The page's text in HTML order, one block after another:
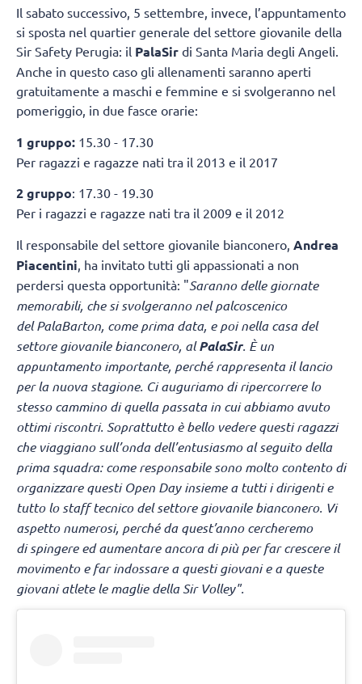
Il sabato successivo, 5 settembre, invece, l’appuntamento
si sposta nel quartier generale del settore giovanile della
Sir Safety Perugia: il PalaSir di Santa Maria degli Angeli.
Anche in questo caso gli allenamenti saranno aperti
gratuitamente a maschi e femmine e si svolgeranno nel
pomeriggio, in due fasce orarie:
1 gruppo: 15.30 - 17.30
Per ragazzi e ragazze nati tra il 2013 e il 2017
2 gruppo: 17.30 - 19.30
Per i ragazzi e ragazze nati tra il 2009 e il 2012
Il responsabile del settore giovanile bianconero, Andrea
Piacentini , ha invitato tutti gli appassionati a non
perdersi questa opportunità: "Saranno delle giornate
memorabili, che si svolgeranno nel palcoscenico
del PalaBarton, come prima data, e poi nella casa del
settore giovanile bianconero, alPalaSir. È un
appuntamento importante, perché rappresenta il lancio
per la nuova stagione. Ci auguriamo di ripercorrere lo
stesso cammino di quella passata in cui abbiamo avuto
ottimi riscontri. Soprattutto è bello vedere questi ragazzi
che viaggiano sull’onda dell’entusiasmo al seguito della
prima squadra: come responsabile sono molto contento di
organizzare questi Open Day insieme a tutti i dirigenti e
tutto lo staff tecnico del settore giovanile bianconero. Vi
aspetto numerosi, perché da quest’anno cercheremo
di spingere ed aumentare ancora di più per far crescere il
movimento e far indossare a questi giovani e a queste
giovani atlete le maglie della Sir Volley".